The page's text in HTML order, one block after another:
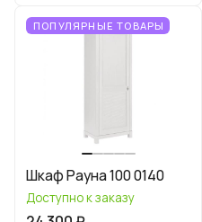
ПОПУЛЯРНЫЕ ТОВАРЫ
Шкаф Рауна 100 0140
Доступно к заказу